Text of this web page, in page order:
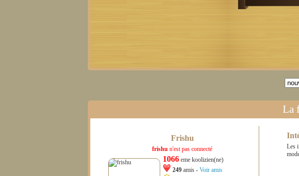
La
Frishu
frishu n'est pas connecté
1066 eme koolizien(ne)
249 amis - Voir amis
Les